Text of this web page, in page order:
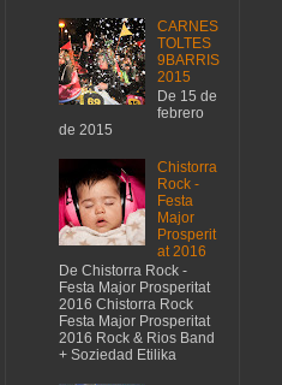
CARNES
TOLTES
9BARRIS
2015
De 15 de
febrero
de 2015
Chistorra
Rock -
Festa
Major
Prosperit
at 2016
De Chistorra Rock -
Festa Major Prosperitat
2016 Chistorra Rock
Festa Major Prosperitat
2016 Rock & Rios Band
+ Soziedad Etilika